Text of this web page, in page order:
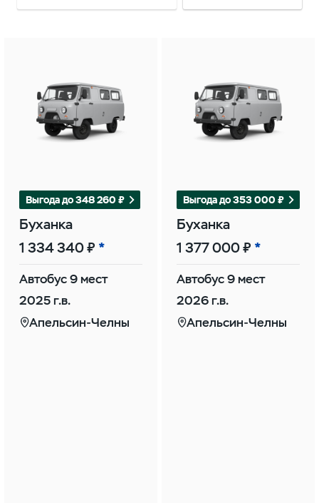
Выгода до 348 260 ₽
Буханка
1 334 340 ₽
Автобус 9 мест
2025 г.в.
Апельсин-Челны
Выгода до 353 000 ₽
Буханка
1 377 000 ₽
Автобус 9 мест
2026 г.в.
Апельсин-Челны